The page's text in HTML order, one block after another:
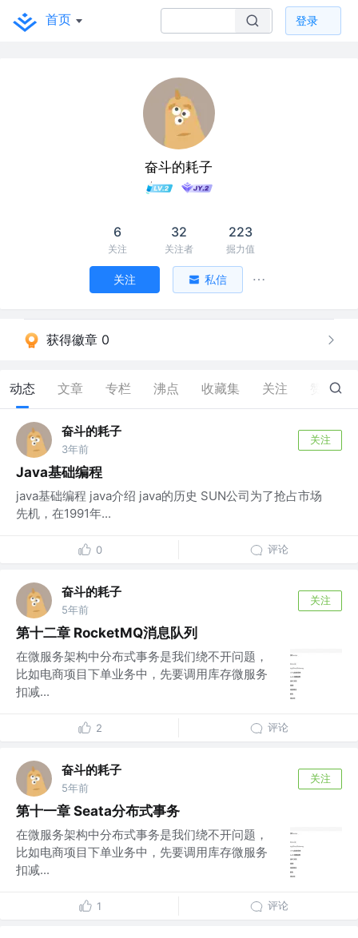
首页 登录
奋斗的耗子
6
关注
32
关注者
223
掘力值
关注 私信
获得徽章 0
动态 文章 专栏 沸点 收藏集 关注 14
奋斗的耗子
3年前
关注
Java基础编程
java基础编程 java介绍 java的历史 SUN公司为了抢占市场
先机，在1991年...
0 评论
奋斗的耗子
5年前
关注
第十二章 RocketMQ消息队列
在微服务架构中分布式事务是我们绕不开问题，
比如电商项目下单业务中，先要调用库存微服务
扣减...
2 评论
奋斗的耗子
5年前
关注
第十一章 Seata分布式事务
在微服务架构中分布式事务是我们绕不开问题，
比如电商项目下单业务中，先要调用库存微服务
扣减...
1 评论